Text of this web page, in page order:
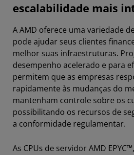
escalabilidade mais
A AMD oferece uma variedade
pode ajudar seus clientes
melhor suas infraestruturas.
desempenho acelerado e para
permitem que as empresas
rapidamente às mudanças do
mantenham controle sobre os
possibilitando os recursos de
a conformidade regulamentar.
As CPUs de servidor AMD